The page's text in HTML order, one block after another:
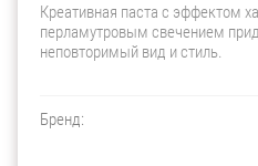
Креативная паста с эффектом
перламутровым свечением
неповторимый вид и стиль.
Бренд: